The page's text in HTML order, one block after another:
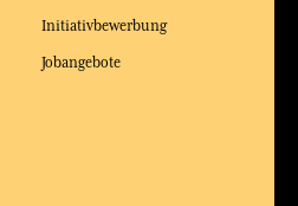
Initiativbewerbung
Jobangebote